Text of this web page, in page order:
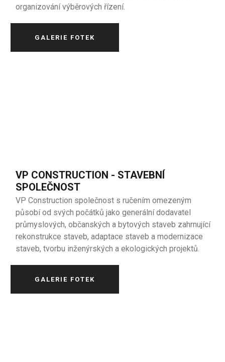
organizování výběrových řízení.
GALERIE FOTEK
VP CONSTRUCTION - STAVEBNÍ
SPOLEČNOST
VP Construction společnost s ručením omezeným
působí od svých počátků jako generální dodavatel
průmyslových, občanských a bytových staveb zahrnující
rekonstrukce staveb, adaptace staveb a modernizace
staveb, tvorbu inženýrských a ekologických projektů.
GALERIE FOTEK